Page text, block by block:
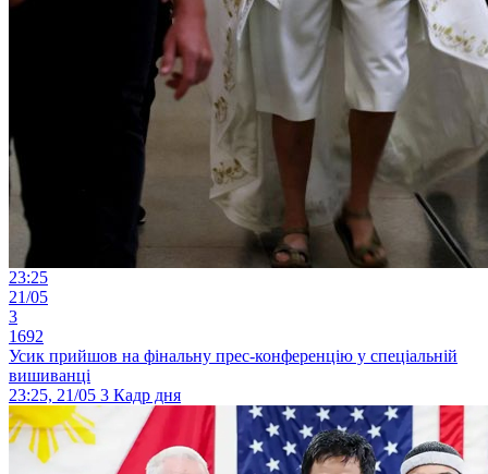
23:25
21/05
3
1692
Усик прийшов на фінальну прес-конференцію у спеціальній
вишиванці
23:25, 21/05 3 Кадр дня